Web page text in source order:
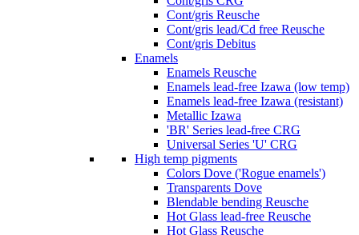
Cont/gris Reusche
Cont/gris lead/Cd free Reusche
Cont/gris Debitus
Enamels
Enamels Reusche
Enamels lead-free Izawa (low temp)
Enamels lead-free Izawa (resistant)
Metallic Izawa
'BR' Series lead-free CRG
Universal Series 'U' CRG
High temp pigments
Colors Dove ('Rogue enamels')
Transparents Dove
Blendable bending Reusche
Hot Glass lead-free Reusche
Hot Glass Reusche